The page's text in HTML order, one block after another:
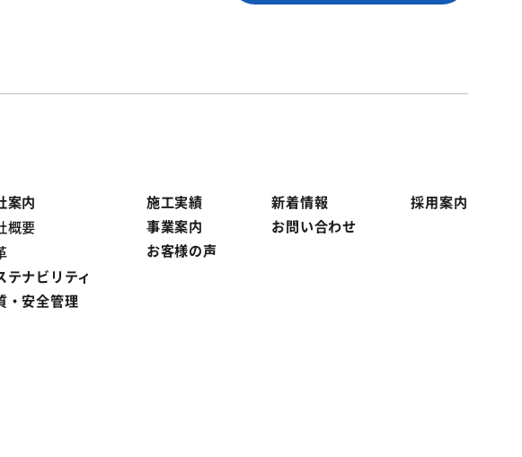
案内
概要
テナビリティ
・安全管理
施工実績
事業案内
お客様の声
新着情報
お問い合わせ
採用案内